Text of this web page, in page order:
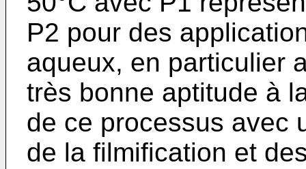
P2 pour des
aqueux, en particulier
très bonne aptitude à
de ce processus avec
de la filmification et